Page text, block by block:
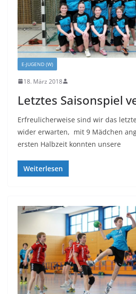
E-JUGEND (W)
18. März 2018
Letztes Saisonspiel
Erfreulicherweise sind wir das
wider erwarten, mit 9 Mädchen
ersten Halbzeit konnten unsere
Weiterlesen